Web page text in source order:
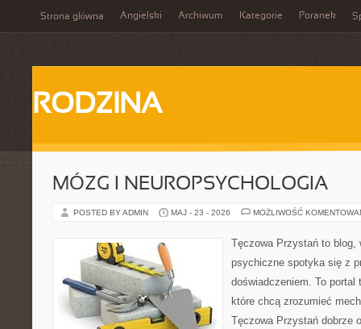
Strona główna Angielski Archiwum Kategorie Poranek
RODZINA
MÓZG I NEUROPSYCHOLOGIA
POSTED BY ADMIN MAJ - 23 - 2026 MOŻLIWOŚĆ
Tęczowa Przystań to blog,
psychiczne spotyka się z
doświadczeniem. To
które chcą zrozumieć
Tęczowa Przystań dobrze